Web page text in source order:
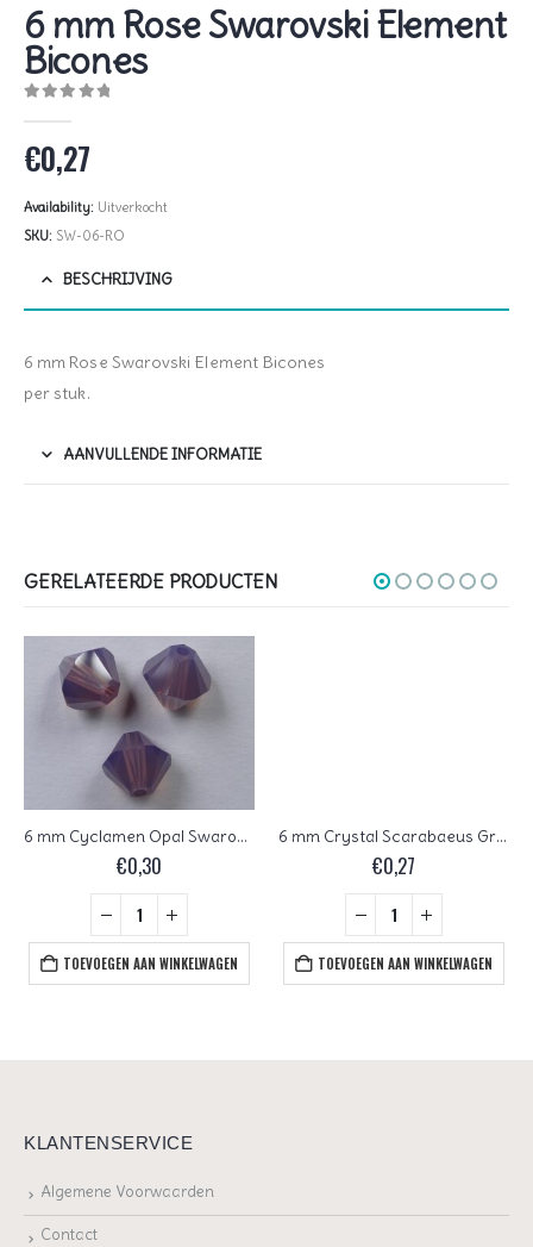
6 mm Rose Swarovski Element
Bicones
€0,27
Availability: Uitverkocht
SKU: SW-06-RO
BESCHRIJVING
6 mm Rose Swarovski Element Bicones
per stuk.
AANVULLENDE INFORMATIE
GERELATEERDE PRODUCTEN
6 mm Cyclamen Opal Swarovski Element Bicones
€0,30
TOEVOEGEN AAN WINKELWAGEN
6 mm Crystal Scarabaeus Green Swarovski Element Bicones
€0,27
TOEVOEGEN AAN WINKELWAGEN
KLANTENSERVICE
Algemene Voorwaarden
Contact